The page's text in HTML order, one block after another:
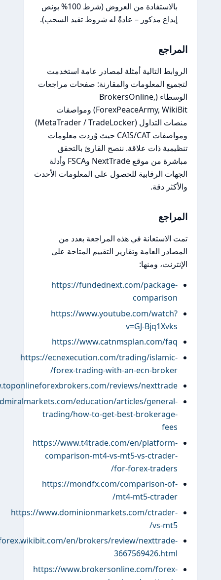
بالاستفادة من العروض (شرط 100% بونص
مذكور – عادةً له شروط تقيد السحب).
التالية أمثلة لمصادر عامة استخدمت
المعلومات والمقارنة: صفحات مراجعات
الوسطاء (BrokersOnline,
ForexPeaceArmy, WikiBit) ومواصفات
منصات التداول (MetaTrader / TradeLocker)
ومواصفات CAIS/CAT حيث وُردت معلومات
ذات علاقة. ننصح القارئ بالتحقق
مباشرة من موقع NextTrade وFSCA وأدلة
الرقابية للحصول على المعلومات الأحدث
في هذه المراجعة بعدد من
العامة وتقارير التقييم المتاحة على
https://fundednext.com/
https://www.youtube.com/
v=GJ-
https://www.catnmsplan.com/
https://ecnexecution.com/trading/
forex-trading-with-an-ecn-
https://www.toponlineforexbrokers.com/reviews/
https://admiralmarkets.com/education/articles/
trading/how-to-get-best-
https://www.t4trade.com/en/
comparison-mt4-vs-mt5-vs-
for-forex-
https://mondfx.com/comparison-
mt4-mt5-
https://www.dominionmarkets.com/
https://forex.wikibit.com/en/brokers/review/
https://www.brokersonline.com/